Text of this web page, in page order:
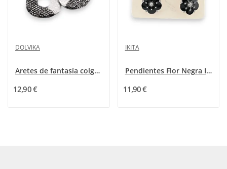
DOLVIKA
Aretes de fantasía colgantes de metal gris y...
12,90 €
IKITA
Pendientes Flor Negra Ikita
11,90 €